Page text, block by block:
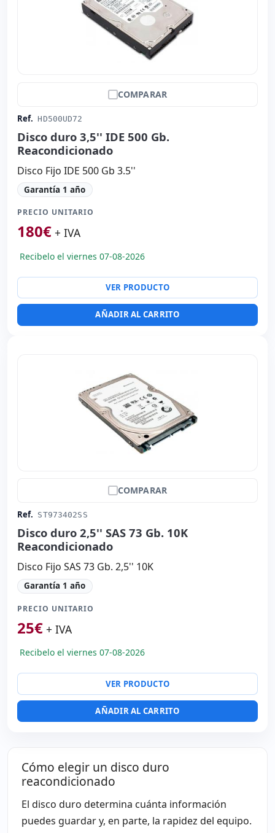
COMPARAR
Ref. HD500UD72
Disco duro 3,5'' IDE 500 Gb.
Reacondicionado
Disco Fijo IDE 500 Gb 3.5''
Garantía 1 año
PRECIO UNITARIO
180€ + IVA
Recibelo el viernes 07-08-2026
VER PRODUCTO
AÑADIR AL CARRITO
COMPARAR
Ref. ST973402SS
Disco duro 2,5'' SAS 73 Gb. 10K
Reacondicionado
Disco Fijo SAS 73 Gb. 2,5'' 10K
Garantía 1 año
PRECIO UNITARIO
25€ + IVA
Recibelo el viernes 07-08-2026
VER PRODUCTO
AÑADIR AL CARRITO
Cómo elegir un disco duro
reacondicionado
El disco duro determina cuánta información
puedes guardar y, en parte, la rapidez del equipo.